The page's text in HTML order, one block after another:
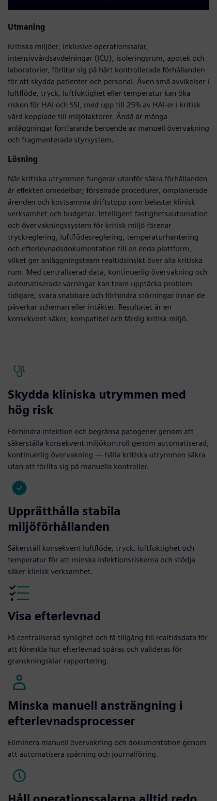
Utmaning
Kritiska miljöer, inklusive operationssalar,
intensivvårdsavdelningar (ICU), isoleringsrum, apotek och
laboratorier, förlitar sig på hårt kontrollerade förhållanden
för att skydda patienter och personal. Även små avvikelser i
luftflöde, tryck, luftfuktighet eller temperatur kan öka
risken för HAI och SSI, med upp till 25% av HAI-er i kritisk
vård kopplade till miljöfaktorer. Ändå är många
anläggningar fortfarande beroende av manuell övervakning
och fragmenterade styrsystem.
Lösning
När kritiska utrymmen fungerar utanför säkra förhållanden
är effekten omedelbar; försenade procedurer, omplanerade
ärenden och kostsamma driftstopp som belastar klinisk
verksamhet och budgetar. Intelligent fastighetsautomation
och övervakningssystem för kritisk miljö förenar
tryckreglering, luftflödesreglering, temperaturhantering
och efterlevnadsdokumentation till en enda plattform,
vilket ger anläggningsteam realtidsinsikt över alla kritiska
rum. Med centraliserad data, kontinuerlig övervakning och
automatiserade varningar kan team upptäcka problem
tidigare, svara snabbare och förhindra störningar innan de
påverkar scheman eller intäkter. Resultatet är en
konsekvent säker, kompatibel och färdig kritisk miljö.
Skydda kliniska utrymmen med
hög risk
Förhindra infektion och begränsa patogener genom att
säkerställa konsekvent miljökontroll genom automatiserad,
kontinuerlig övervakning — hålla kritiska utrymmen säkra
utan att förlita sig på manuella kontroller.
Upprätthålla stabila
miljöförhållanden
Säkerställ konsekvent luftflöde, tryck, luftfuktighet och
temperatur för att minska infektionsriskerna och stödja
säker klinisk verksamhet.
Visa efterlevnad
Få centraliserad synlighet och få tillgång till realtidsdata för
att förenkla hur efterlevnad spåras och valideras för
granskningsklar rapportering.
Minska manuell ansträngning i
efterlevnadsprocesser
Eliminera manuell övervakning och dokumentation genom
att automatisera spårning och journalföring.